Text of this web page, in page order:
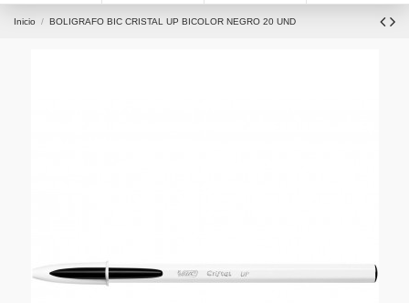
Inicio BOLIGRAFO BIC CRISTAL UP BICOLOR NEGRO 20 UND